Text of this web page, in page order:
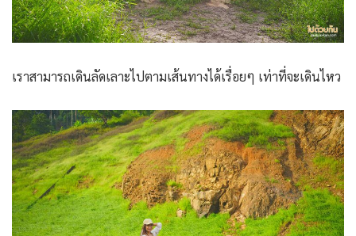
เราสามารถเดินลัดเลาะไปตามเส้นทางได้เรื่อยๆ เท่าที่จะเดินไหว